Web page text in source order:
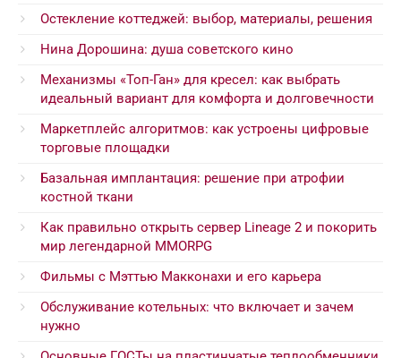
Остекление коттеджей: выбор, материалы, решения
Нина Дорошина: душа советского кино
Механизмы «Топ-Ган» для кресел: как выбрать
идеальный вариант для комфорта и долговечности
Маркетплейс алгоритмов: как устроены цифровые
торговые площадки
Базальная имплантация: решение при атрофии
костной ткани
Как правильно открыть сервер Lineage 2 и покорить
мир легендарной MMORPG
Фильмы с Мэттью Макконахи и его карьера
Обслуживание котельных: что включает и зачем
нужно